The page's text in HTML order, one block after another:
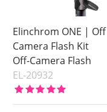
Elinchrom ONE | Off
Camera Flash Kit
Off-Camera Flash
EL-20932